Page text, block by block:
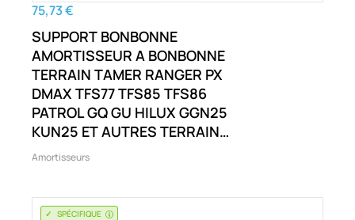
75,73 €
SUPPORT BONBONNE
AMORTISSEUR A BONBONNE
TERRAIN TAMER RANGER PX
DMAX TFS77 TFS85 TFS86
PATROL GQ GU HILUX GGN25
KUN25 ET AUTRES TERRAIN
TAMER RANGER PX RODEO RA
Amortisseurs
SPÉCIFIQUE